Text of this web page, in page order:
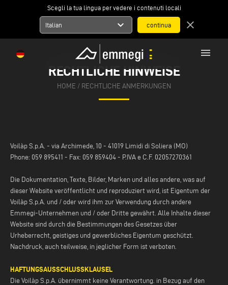
Scegli la tua lingua per vedere i contenuti locali
Italian expand_more close
menu
RECHTLICHE HINWEISE
HOME / RECHTLICHE ANMERKUNGEN
Voilàp S.p.A. - via Archimede, 10 - 41019 Limidi di Soliera (MO)
Phone: 059 895411 - Fax: 059 859404 - P.IVA e C.F. 02057270361
Die Dokumentation, Texte, Bilder, Marken und alles andere, was auf
dieser Website veröffentlicht und reproduziert wird, ist Eigentum der
Voilàp S.p.A. und / oder wird ihm zur Verwendung durch andere
Emmegi-Unternehmen und / oder Dritte gewährt. Alle Inhalte dieser
Website sind durch die Bestimmungen des Gesetzes über
Urheberrecht, geistiges und gewerbliches Eigentum geschützt.
Nachdruck, auch teilweise, in jeglicher Form ist verboten.
HAFTUNGSAUSSCHLUSSKLAUSEL
Die Voilàp S.p.A. übernimmt keine Verantwortung. in Bezug auf den